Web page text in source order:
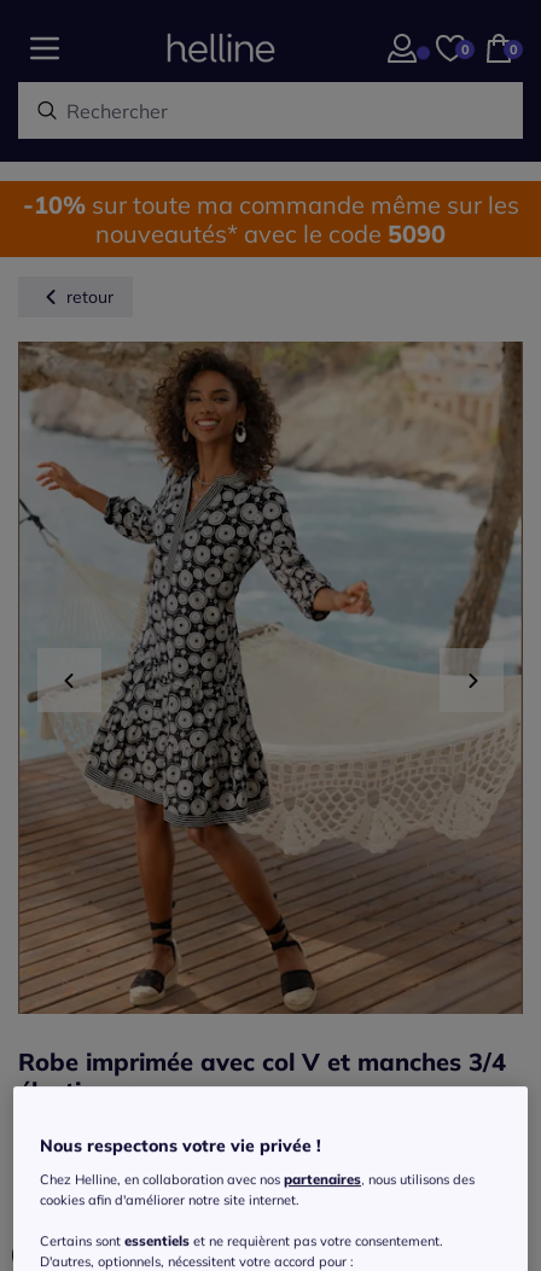
0 0
-10%sur toute ma commande même sur les
nouveautés* avec le code 5090
retour
Robe imprimée avec col V et manches 3/4
élastiques
Réf : 474.186.026 4.2 /
Couleur :noir-sable imprimé
Nous respectons votre vie privée !
Chez Helline, en collaboration avec nospartenaires , nous utilisons des
cookies afin d'améliorer notre site internet.
Certains sontessentiels et ne requièrent pas votre consentement.
D'autres, optionnels, nécessitent votre accord pour :